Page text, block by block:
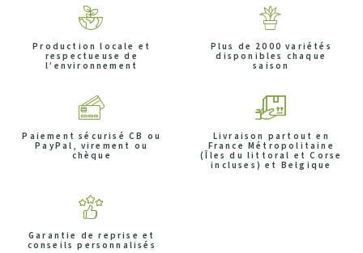
Production locale et
respectueuse de
l’environnement
Plus de 2000 variétés
disponibles chaque
saison
Paiement sécurisé CB ou
PayPal, virement ou
chèque
Livraison partout en
France Métropolitaine
(Îles du littoral et Corse
incluses) et Belgique
Garantie de reprise et
conseils personnalisés